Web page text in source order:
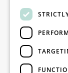
Contact
Blijf op
Blijf up-to-